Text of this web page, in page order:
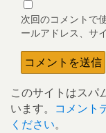
次回のコメントで
ールアドレス、サ
このサイトはスパ
います。 コメント
ください。